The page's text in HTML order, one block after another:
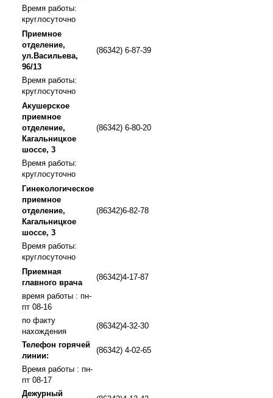
Время работы:
круглосуточно
Приемное
отделение,
ул.Васильева,
96/13
(86342) 6-87-39
Время работы:
круглосуточно
Акушерское
приемное
отделение,
Кагальницкое
шоссе, 3
(86342) 6-80-20
Время работы:
круглосуточно
Гинекологическое
приемное
отделение,
Кагальницкое
шоссе, 3
(86342)6-82-78
Время работы:
круглосуточно
Приемная
главного врача
(86342)4-17-87
время работы : пн-
пт 08-16
по факту
нахождения
(86342)4-32-30
Телефон горячей
линии:
(86342) 4-02-65
Время работы : пн-
пт 08-17
Дежурный